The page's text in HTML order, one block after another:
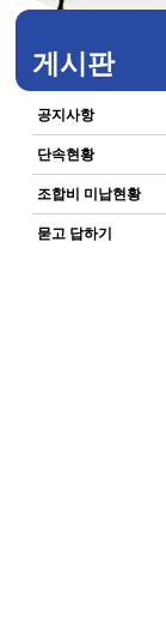
게시판
공지사항
단속현황
조합비 미납현황
묻고 답하기